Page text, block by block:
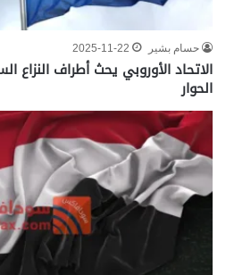
حسام بشير 2025-11-22
الاتحاد الأوروبي يحث أطراف النزاع
الحوار